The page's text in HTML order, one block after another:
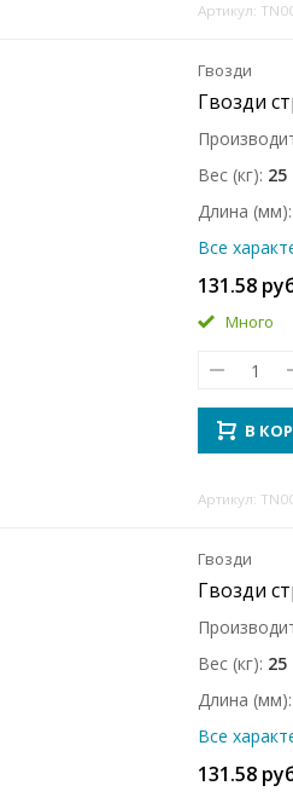
Артикул:
Гвозди
Гвозди
Вес (кг) 25
Длина (мм)
Все
131.58
Много
В
Артикул:
Гвозди
Гвозди
Вес (кг) 25
Длина (мм)
Все
131.58